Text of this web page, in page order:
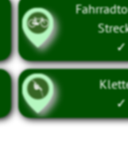
✓
✓